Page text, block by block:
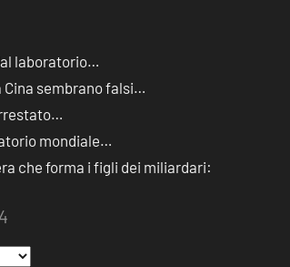
laboratorio…
sembrano falsi…
mondiale…
che forma i figli dei miliardari: